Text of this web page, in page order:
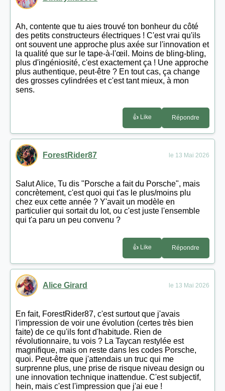
Ah, contente que tu aies trouvé ton bonheur du côté
des petits constructeurs électriques ! C'est vrai qu'ils
ont souvent une approche plus axée sur l'innovation et
la qualité que sur le tape-à-l'œil. Moins de bling-bling,
plus d'ingéniosité, c'est exactement ça ! Une approche
plus authentique, peut-être ? En tout cas, ça change
des grosses cylindrées et c'est tant mieux, à mon
sens.
👍 Like Répondre
ForestRider87 le 13 Mai 2026
Salut Alice, Tu dis "Porsche a fait du Porsche", mais
concrètement, c'est quoi qui t'as le plus/moins plu
chez eux cette année ? Y'avait un modèle en
particulier qui sortait du lot, ou c'est juste l'ensemble
qui t'a paru un peu convenu ?
👍 Like Répondre
Alice Girard le 13 Mai 2026
En fait, ForestRider87, c'est surtout que j'avais
l'impression de voir une évolution (certes très bien
faite) de ce qu'ils font d'habitude. Rien de
révolutionnaire, tu vois ? La Taycan restylée est
magnifique, mais on reste dans les codes Porsche,
quoi. Peut-être que j'attendais un truc qui me
surprenne plus, une prise de risque niveau design ou
une innovation technique inattendue. C'est subjectif,
hein, mais c'est l'impression que j'ai eue !